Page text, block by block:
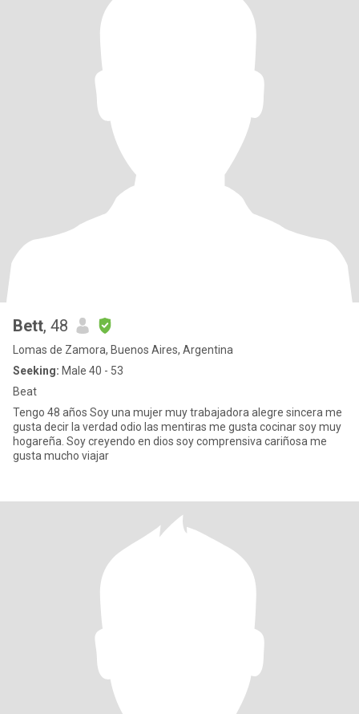
Bett, 48
Lomas de Zamora, Buenos Aires, Argentina
Seeking: Male 40 - 53
Beat
Tengo 48 años Soy una mujer muy trabajadora alegre sincera me
gusta decir la verdad odio las mentiras me gusta cocinar soy muy
hogareña. Soy creyendo en dios soy comprensiva cariñosa me
gusta mucho viajar